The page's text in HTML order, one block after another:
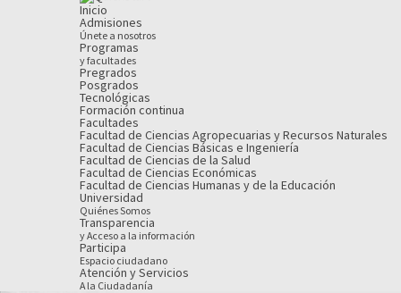
Inicio
Admisiones
Únete a nosotros
Programas
y facultades
Pregrados
Posgrados
Tecnológicas
Formación continua
Facultades
Facultad de Ciencias Agropecuarias y Recursos Naturales
Facultad de Ciencias Básicas e Ingeniería
Facultad de Ciencias de la Salud
Facultad de Ciencias Económicas
Facultad de Ciencias Humanas y de la Educación
Universidad
Quiénes Somos
Transparencia
y Acceso a la información
Participa
Espacio ciudadano
Atención y Servicios
A la Ciudadanía